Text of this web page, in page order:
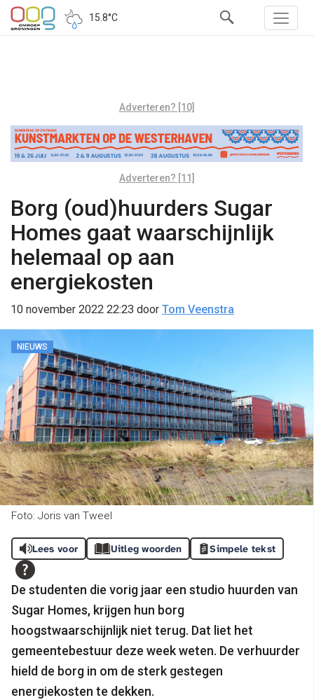
15.8°C
Adverteren? [10]
Adverteren? [11]
Borg (oud)huurders Sugar
Homes gaat waarschijnlijk
helemaal op aan
energiekosten
10 november 2022 22:23 door Tom Veenstra
NIEUWS
Foto: Joris van Tweel
Lees voor Uitleg woorden Simpele tekst
De studenten die vorig jaar een studio huurden van
Sugar Homes, krijgen hun borg
hoogstwaarschijnlijk niet terug. Dat liet het
gemeentebestuur deze week weten. De verhuurder
hield de borg in om de sterk gestegen
energiekosten te dekken.